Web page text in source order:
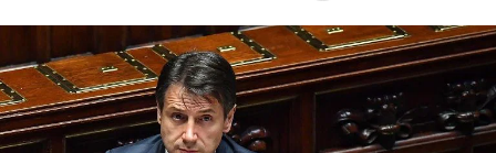
Contatti